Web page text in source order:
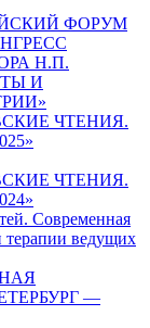
ФОРУМ
Н.П.
И
ЧТЕНИЯ.
ЧТЕНИЯ.
Современная
терапии ведущих
—